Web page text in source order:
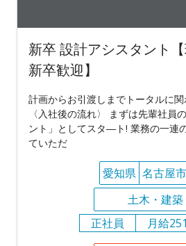
新卒 設計アシスタント
新卒歓迎】
計画からお引渡しまでトータルに
〈入社後の流れ〉 まずは先輩社員
ント」としてスタ―ト! 業務の一連
ていただ
愛知県 名古屋
土木・建築
正社員
月給